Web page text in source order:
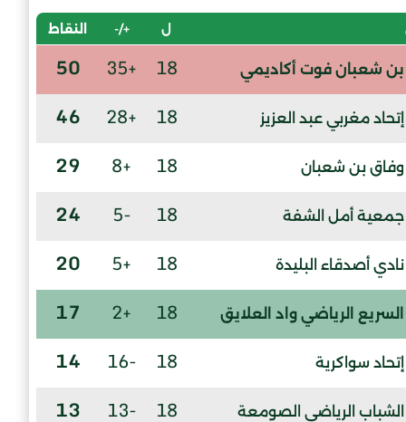
ل +/- النقاط
بن شعبان فوت أكاديمي 18
+35
50
إتحاد مغربي عبد العزيز 18
+28
46
وفاق بن شعبان 18
+8
29
جمعية أمل الشفة 18
-5
24
نادي أصدقاء البليدة 18
+5
20
السريع الرياضي واد العلايق 18
+2
17
إتحاد سواكرية 18
-16
14
الشباب الرياضي الصومعة 18
-13
13